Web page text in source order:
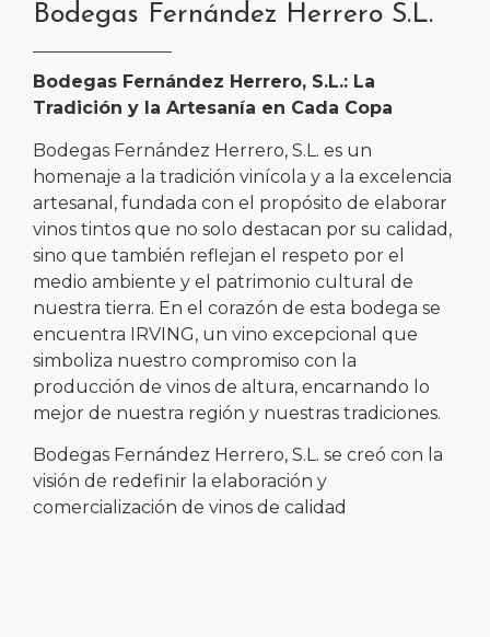
Bodegas Fernández Herrero S.L.
Bodegas Fernández Herrero, S.L.: La
Tradición y la Artesanía en Cada Copa
Bodegas Fernández Herrero, S.L. es un
homenaje a la tradición vinícola y a la excelencia
artesanal, fundada con el propósito de elaborar
vinos tintos que no solo destacan por su calidad,
sino que también reflejan el respeto por el
medio ambiente y el patrimonio cultural de
nuestra tierra. En el corazón de esta bodega se
encuentra IRVING, un vino excepcional que
simboliza nuestro compromiso con la
producción de vinos de altura, encarnando lo
mejor de nuestra región y nuestras tradiciones.
Bodegas Fernández Herrero, S.L. se creó con la
visión de redefinir la elaboración y
comercialización de vinos de calidad